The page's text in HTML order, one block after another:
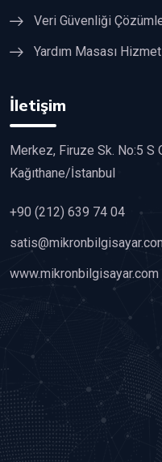
Veri Güvenliği
Yardım Masası
İletişim
Merkez, Firuze Sk. No:5
Kağıthane/İstanbul
+90 (212) 639 74 04
www.mikronbilgisayar.com